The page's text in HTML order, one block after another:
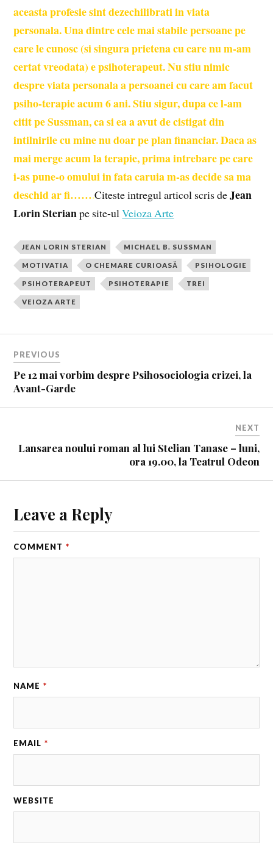
aceasta profesie sint dezechilibrati in viata
personala. Una dintre cele mai stabile persoane pe
care le cunosc (si singura prietena cu care nu m-am
certat vreodata) e psihoterapeut. Nu stiu nimic
despre viata personala a persoanei cu care am facut
psiho-terapie acum 6 ani. Stiu sigur, dupa ce l-am
citit pe Sussman, ca si ea a avut de cistigat din
intilnirile cu mine nu doar pe plan financiar. Daca as
mai merge acum la terapie, prima intrebare pe care
i-as pune-o omului in fata caruia m-as decide sa ma
deschid ar fi…….Citeste intregul articol scris deJean
Lorin Sterianpe site-ulVeioza Arte
JEAN LORIN STERIAN MICHAEL B. SUSSMAN
MOTIVATIA O CHEMARE CURIOASĂ PSIHOLOGIE
PSIHOTERAPEUT PSIHOTERAPIE TREI
VEIOZA ARTE
PREVIOUS
Pe 12 mai vorbim despre Psihosociologia crizei, la
Avant-Garde
NEXT
Lansarea noului roman al lui Stelian Tanase – luni,
ora 19.00, la Teatrul Odeon
Leave a Reply
COMMENT *
NAME *
EMAIL *
WEBSITE